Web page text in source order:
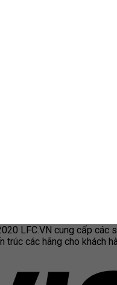
LFC.VN cung cấp các
trúc các hãng cho khách